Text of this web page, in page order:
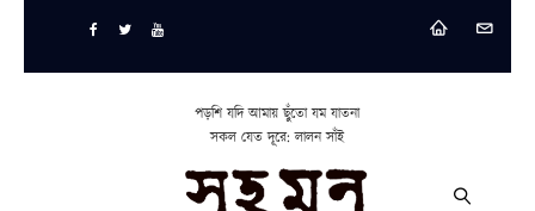
পড়শি যদি আমায় ছুঁতো যম যাতনা
সকল যেত দূরে: লালন সাঁই